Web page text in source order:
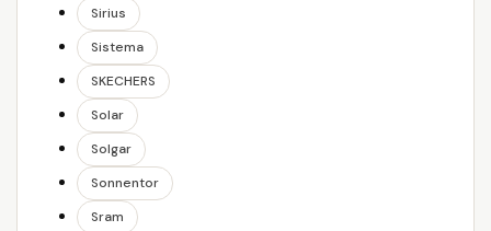
Sirius
Sistema
SKECHERS
Solar
Solgar
Sonnentor
Sram